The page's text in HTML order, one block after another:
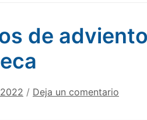
de
/ Deja un comentario